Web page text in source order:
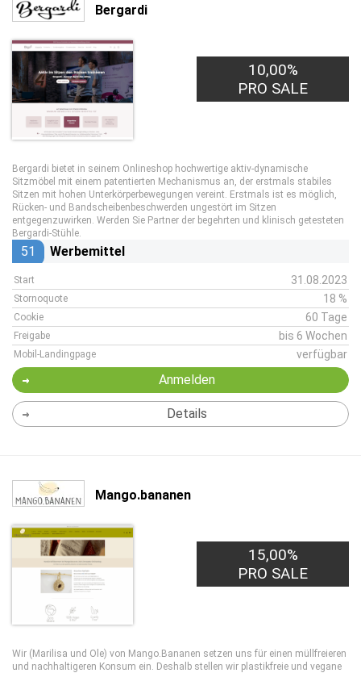
Bergardi
10,00%
PRO SALE
Bergardi bietet in seinem Onlineshop hochwertige aktiv-dynamische
Sitzmöbel mit einem patentierten Mechanismus an, der erstmals stabiles
Sitzen mit hohen Unterkörperbewegungen vereint. Erstmals ist es möglich,
Rücken- und Bandscheibenbeschwerden ungestört im Sitzen
entgegenzuwirken. Werden Sie Partner der begehrten und klinisch getesteten
Bergardi-Stühle.
51 Werbemittel
Start 31.08.2023
Stornoquote 18 %
Cookie 60 Tage
Freigabe bis 6 Wochen
Mobil-Landingpage verfügbar
Anmelden
Details
Mango.bananen
15,00%
PRO SALE
Wir (Marilisa und Ole) von Mango.Bananen setzen uns für einen müllfreieren
und nachhaltigeren Konsum ein. Deshalb stellen wir plastikfreie und vegane